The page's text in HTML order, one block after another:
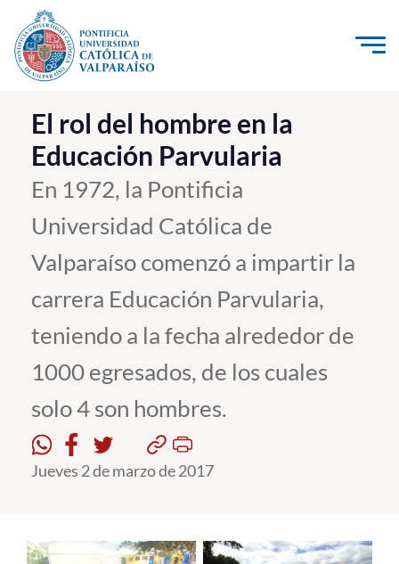
Click acá para ir directamente al contenido
La Universidad
Investigación, Creación e Innovación
PUCV Internacional
Vinculación con el Medio
Admisión
Formación Continua
Estudiantes
Académicos
Alumni
El rol del hombre en la
Educación Parvularia
En 1972, la Pontificia
Universidad Católica de
Valparaíso comenzó a impartir la
carrera Educación Parvularia,
teniendo a la fecha alrededor de
1000 egresados, de los cuales
solo 4 son hombres.
Jueves 2 de marzo de 2017